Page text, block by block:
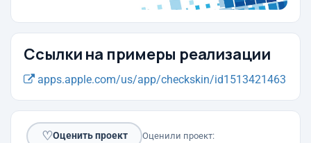
Ссылки на примеры реализации
apps.apple.com/us/app/checkskin/id1513421463
♡Оценить проект Оценили проект: